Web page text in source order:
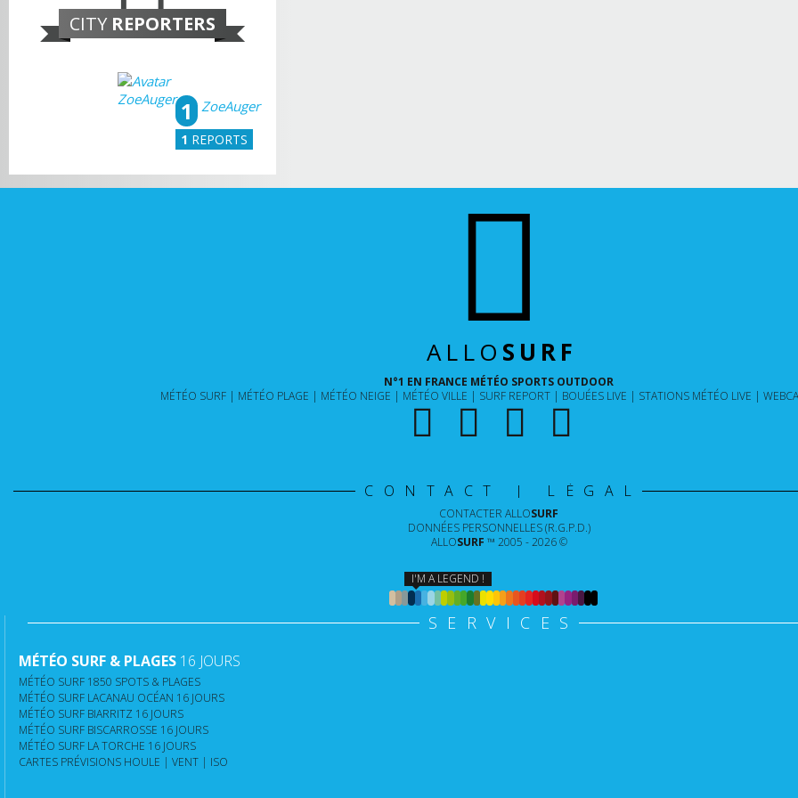
CITY REPORTERS
ZoeAuger
1
1 REPORTS
ALLO SURF
N°1 EN FRANCE MÉTÉO SPORTS OUTDOOR
MÉTÉO SURF
MÉTÉO PLAGE MÉTÉO NEIGE MÉTÉO VILLE SURF REPORT BOUÉES LIVE STATIONS MÉTÉO LIVE
CONTACT | LÉGAL
CONTACTER ALLOSURF
DONNÉES PERSONNELLES (R.G.P.D.)
ALLOSURF ™ 2005 - 2026 ©
I'M A LEGEND !
SERVICES
MÉTÉO SURF & PLAGES 16 JOURS
MÉTÉO SURF 1850 SPOTS & PLAGES
MÉTÉO SURF LACANAU OCÉAN 16 JOURS
MÉTÉO SURF BIARRITZ 16 JOURS
MÉTÉO SURF BISCARROSSE 16 JOURS
MÉTÉO SURF LA TORCHE 16 JOURS
CARTES PRÉVISIONS HOULE | VENT | ISO